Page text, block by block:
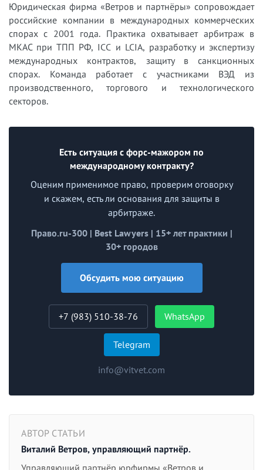
Юридическая фирма «Ветров и партнёры» сопровождает
российские компании в международных коммерческих
спорах с 2001 года. Практика охватывает арбитраж в
МКАС при ТПП РФ, ICC и LCIA, разработку и экспертизу
международных контрактов, защиту в санкционных
спорах. Команда работает с участниками ВЭД из
производственного, торгового и технологического
секторов.
Есть ситуация с форс-мажором по
международному контракту?
Оценим применимое право, проверим оговорку
и скажем, есть ли основания для защиты в
арбитраже.
Право.ru-300 | Best Lawyers | 15+ лет практики |
30+ городов
Обсудить мою ситуацию
+7 (983) 510-38-76 WhatsApp
Telegram
info@vitvet.com
АВТОР СТАТЬИ
Виталий Ветров, управляющий партнёр.
Управляющий партнёр юрфирмы «Ветров и